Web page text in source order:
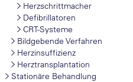
Herzschrittmacher
Defibrillatoren
CRT-Systeme
Bildgebende Verfahren
Herzinsuffizienz
Herztransplantation
Stationäre Behandlung